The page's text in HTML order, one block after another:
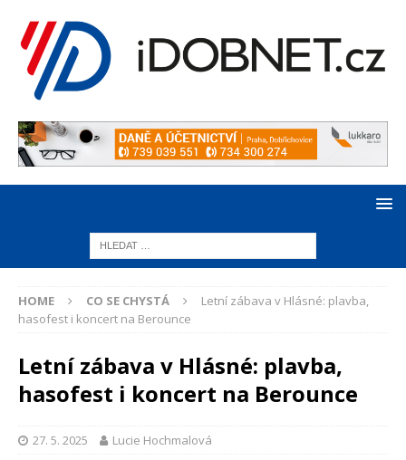
HOME CO SE CHYSTÁ
Letní zábava v Hlásné: plavba,
hasofest i koncert na Berounce
Letní zábava v Hlásné: plavba,
hasofest i koncert na Berounce
27. 5. 2025 Lucie Hochmalová